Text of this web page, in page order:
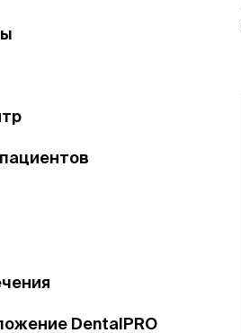
DentalPRO